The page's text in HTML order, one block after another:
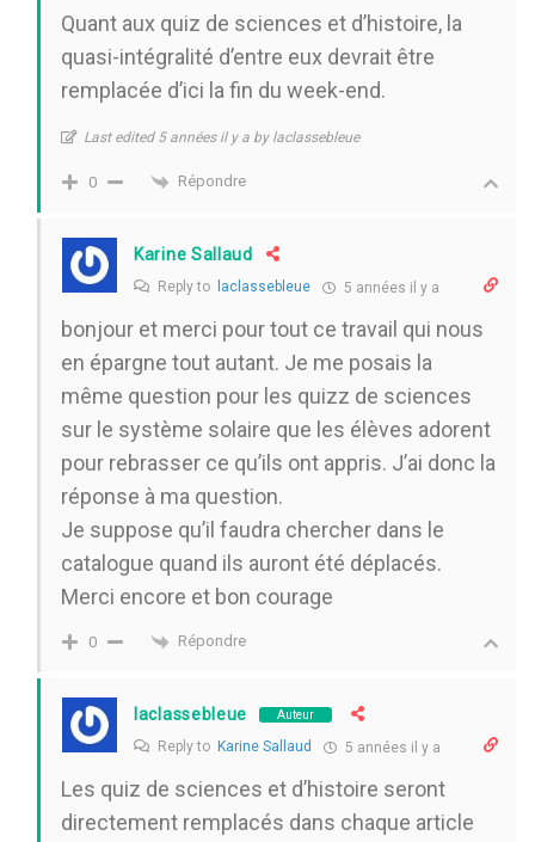
Quant aux quiz de sciences et d’histoire, la
quasi-intégralité d’entre eux devrait être
remplacée d’ici la fin du week-end.
Last edited 5 années il y a by laclassebleue
0 Répondre
Karine Sallaud
Reply to laclassebleue 5 années il y a
bonjour et merci pour tout ce travail qui nous
en épargne tout autant. Je me posais la
même question pour les quizz de sciences
sur le système solaire que les élèves adorent
pour rebrasser ce qu’ils ont appris. J’ai donc la
réponse à ma question.
Je suppose qu’il faudra chercher dans le
catalogue quand ils auront été déplacés.
Merci encore et bon courage
0 Répondre
laclassebleue Auteur
Reply to Karine Sallaud 5 années il y a
Les quiz de sciences et d’histoire seront
directement remplacés dans chaque article